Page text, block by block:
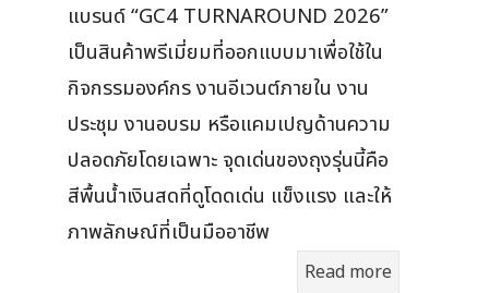
แบรนด์ “GC4 TURNAROUND 2026”
เป็นสินค้าพรีเมี่ยมที่ออกแบบมาเพื่อใช้ใน
กิจกรรมองค์กร งานอีเวนต์ภายใน งาน
ประชุม งานอบรม หรือแคมเปญด้านความ
ปลอดภัยโดยเฉพาะ จุดเด่นของถุงรุ่นนี้คือ
สีพื้นน้ำเงินสดที่ดูโดดเด่น แข็งแรง และให้
ภาพลักษณ์ที่เป็นมืออาชีพ
Read more